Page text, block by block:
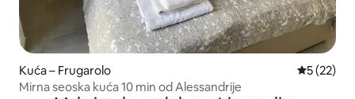
Kuća – Frugarolo Prosječna
5 (22)
Mirna seoska kuća 10 min od Alessandrije